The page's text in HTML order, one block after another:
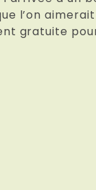
l’on
gratuite